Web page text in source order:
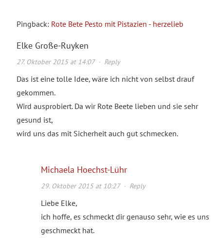
Pingback: Rote Bete Pesto mit Pistazien - herzelieb
Elke Große-Ruyken
27. Oktober 2015 at 14:07· Reply
Das ist eine tolle Idee, wäre ich nicht von selbst drauf
gekommen.
Wird ausprobiert. Da wir Rote Beete lieben und sie sehr
gesund ist,
wird uns das mit Sicherheit auch gut schmecken.
Michaela Hoechst-Lühr
29. Oktober 2015 at 10:27· Reply
Liebe Elke,
ich hoffe, es schmeckt dir genauso sehr, wie es uns
geschmeckt hat.